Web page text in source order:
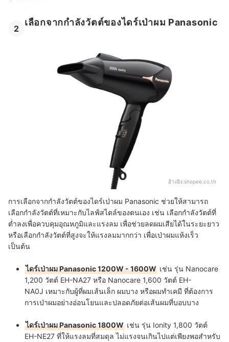
2
เลือกจากกำลังวัตต์ของไดร์เป่าผม Panasonic
อ้างอิง:shopee.co.th
การเลือกจากกำลังวัตต์ของไดร์เป่าผม Panasonic ช่วยให้สามารถ
เลือกกำลังวัตต์ที่เหมาะกับไลฟ์สไตล์ของตนเอง เช่น เลือกกำลังวัตต์ที่
ต่ำลงเพื่อควบคุมอุณหภูมิและแรงลม เพื่อช่วยลดผมเสียได้ในระยะยาว
หรือเลือกกำลังวัตต์ที่สูงจะให้แรงลมมากกว่า เพื่อเป่าผมแห้งเร็ว
เป็นต้น
ไดร์เป่าผม Panasonic 1200W - 1600W เช่น รุ่น Nanocare
1,200 วัตต์ EH-NA27 หรือ Nanocare 1,600 วัตต์ EH-
NA0J เหมาะกับผู้ที่ผมเส้นเล็ก ผมบาง หรือผมทำเคมี ที่ต้องการ
การเป่าผมอย่างอ่อนโยนและปลอดภัยต่อเส้นผมที่บอบบาง
ไดร์เป่าผม Panasonic 1800W เช่น รุ่น Ionity 1,800 วัตต์
EH-NE27 ที่ให้แรงลมที่สมดุล ไม่แรงจนเกินไปแต่เพียงพอสำหรับ